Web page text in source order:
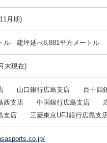
月期)
ル 建坪延べ8,881平方メートル
末現在)
店 山口銀行広島支店 百十四
島西支店 中国銀行広島支店 広
支店 三菱東京UFJ銀行広島